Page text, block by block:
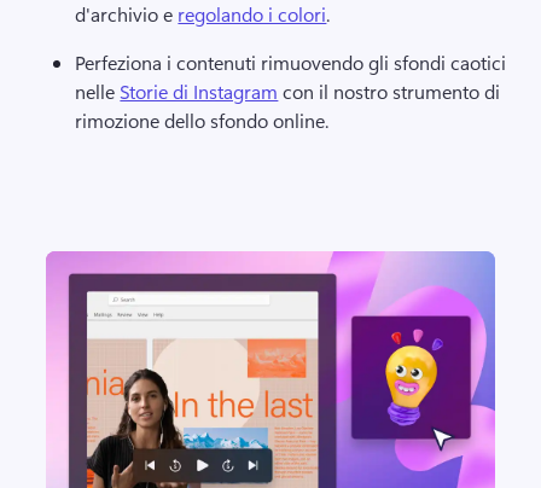
d'archivio e regolando i colori.
Perfeziona i contenuti rimuovendo gli sfondi caotici
nelle Storie di Instagram con il nostro strumento di
rimozione dello sfondo online.